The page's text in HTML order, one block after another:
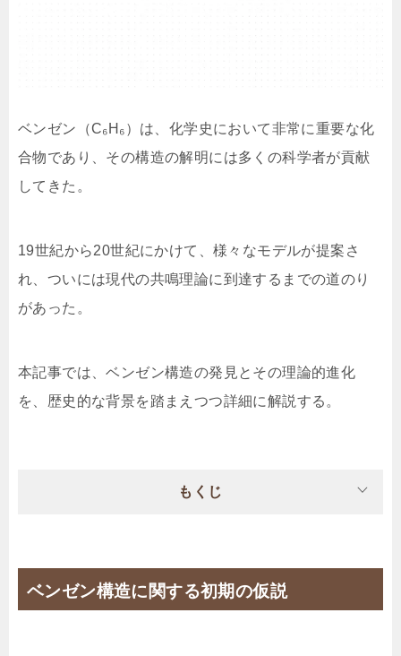
ベンゼン（C₆H₆）は、化学史において非常に重要な化
合物であり、その構造の解明には多くの科学者が貢献
してきた。
19世紀から20世紀にかけて、様々なモデルが提案さ
れ、ついには現代の共鳴理論に到達するまでの道のり
があった。
本記事では、ベンゼン構造の発見とその理論的進化
を、歴史的な背景を踏まえつつ詳細に解説する。
もくじ
ベンゼン構造に関する初期の仮説